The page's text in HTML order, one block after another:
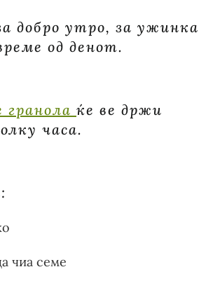
добро утро, за ужинка
од денот.
гранoла ќе ве држи
часа.
чиа семе